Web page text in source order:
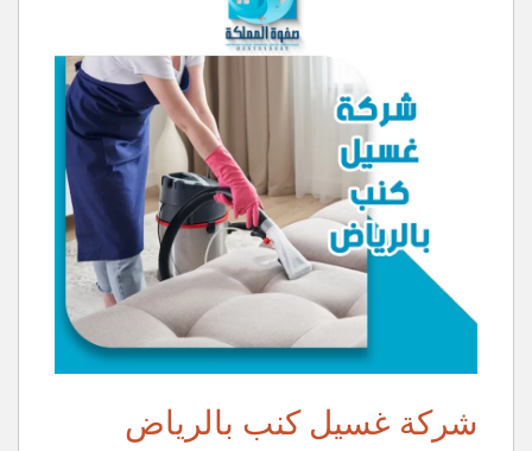
شركة غسيل كنب بالرياض